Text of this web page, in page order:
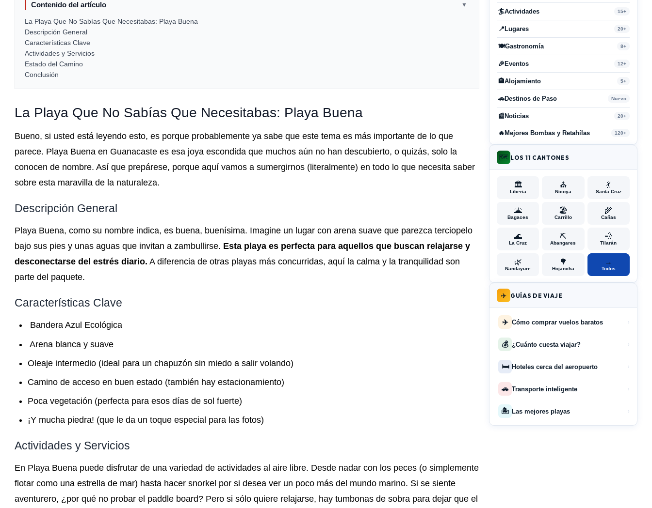
Contenido del artículo ▼
La Playa Que No Sabías Que Necesitabas: Playa Buena
Descripción General
Características Clave
Actividades y Servicios
Estado del Camino
Conclusión
La Playa Que No Sabías Que Necesitabas: Playa Buena
Bueno, si usted está leyendo esto, es porque probablemente ya sabe que este tema es más importante de lo que
parece. Playa Buena en Guanacaste es esa joya escondida que muchos aún no han descubierto, o quizás, solo la
conocen de nombre. Así que prepárese, porque aquí vamos a sumergirnos (literalmente) en todo lo que necesita saber
sobre esta maravilla de la naturaleza.
Descripción General
Playa Buena, como su nombre indica, es buena, buenísima. Imagine un lugar con arena suave que parezca terciopelo
bajo sus pies y unas aguas que invitan a zambullirse. Esta playa es perfecta para aquellos que buscan relajarse y
desconectarse del estrés diario. A diferencia de otras playas más concurridas, aquí la calma y la tranquilidad son
parte del paquete.
Características Clave
️ Bandera Azul Ecológica
️ Arena blanca y suave
Oleaje intermedio (ideal para un chapuzón sin miedo a salir volando)
Camino de acceso en buen estado (también hay estacionamiento)
Poca vegetación (perfecta para esos días de sol fuerte)
¡Y mucha piedra! (que le da un toque especial para las fotos)
Actividades y Servicios
En Playa Buena puede disfrutar de una variedad de actividades al aire libre. Desde nadar con los peces (o simplemente
flotar como una estrella de mar) hasta hacer snorkel por si desea ver un poco más del mundo marino. Si se siente
aventurero, ¿por qué no probar el paddle board? Pero si sólo quiere relajarse, hay tumbonas de sobra para dejar que el
🏄Actividades 15+
📍 Lugares 20+
🍽️Gastronomía 8+
🎉 Eventos 12+
🏨Alojamiento 5+
🚗Destinos de Paso Nuevo
📰 Noticias 20+
🔥 Mejores Bombas y Retahílas 120+
🗺️ LOS 11 CANTONES
🏛️
Liberia
⛪
Nicoya
💃
Santa Cruz
🌋
Bagaces
🏖️
Carrillo
🌾
Cañas
🌊
La Cruz
⛏️
Abangares
💨
Tilarán
🌿
Nandayure
🌳
Hojancha
→
Todos
✈️ GUÍAS DE VIAJE
✈️ Cómo comprar vuelos baratos ›
💰 ¿Cuánto cuesta viajar? ›
🛏️ Hoteles cerca del aeropuerto ›
🚗 Transporte inteligente ›
🏝️ Las mejores playas ›